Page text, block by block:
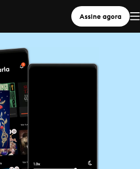
Assine agora